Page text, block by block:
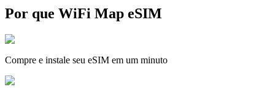
Por que WiFi Map eSIM
Compre e instale seu eSIM em um minuto